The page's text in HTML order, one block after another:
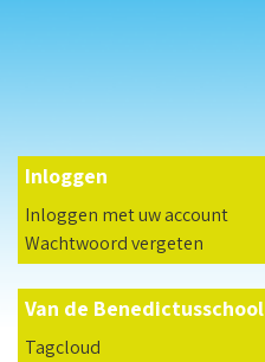
Inloggen
Inloggen met uw account
Wachtwoord vergeten
Van de Benedictusschool
Tagcloud